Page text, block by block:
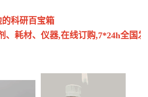
科研百宝箱
、耗材、仪器,在线订购,7*24h全国